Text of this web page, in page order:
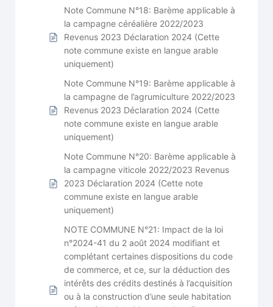
Note Commune N°18: Barème applicable à
la campagne céréalière 2022/2023
Revenus 2023 Déclaration 2024 (Cette
note commune existe en langue arable
uniquement)
Note Commune N°19: Barème applicable à
la campagne de l’agrumiculture 2022/2023
Revenus 2023 Déclaration 2024 (Cette
note commune existe en langue arable
uniquement)
Note Commune N°20: Barème applicable à
la campagne viticole 2022/2023 Revenus
2023 Déclaration 2024 (Cette note
commune existe en langue arable
uniquement)
NOTE COMMUNE N°21: Impact de la loi
n°2024-41 du 2 août 2024 modifiant et
complétant certaines dispositions du code
de commerce, et ce, sur la déduction des
intérêts des crédits destinés à l’acquisition
ou à la construction d’une seule habitation